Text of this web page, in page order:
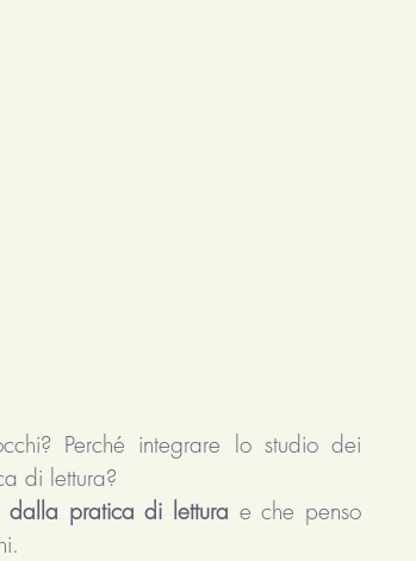
Perché integrare lo studio dei
di lettura?
dalla pratica di lettura e che penso